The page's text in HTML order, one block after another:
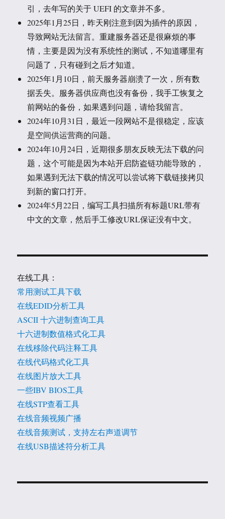
引，去年写的关于 UEFI 的文章并不多。
2025年1月25日，昨天刚注意到因为插件的原因，
导致网站无法留言。重建服务器还是很麻烦的事
情，主要是因为没有系统性的测试，不知道哪里有
问题了，只有碰到之后才知道。
2025年1月10日，前天服务器崩溃了一次，所有数
据丢失。服务器供应商也没有备份，我手工恢复之
前网站的备份，如果遇到问题，请给我留言。
2024年10月31日，最近一段网站不是很稳定，应该
是空间供运营商的问题。
2024年10月24日，近期很多朋友反映无法下载的问
题，这个可能是因为本站开启防盗链功能导致的，
如果遇到无法下载的情况可以尝试将下载链接拷贝
到新的窗口打开。
2024年5月22日，编写工具扫描所有标题URL带有
中文的文章，然后手工修改URL保证没有中文。
在线工具：
常用测试工具下载
在线EDID分析工具
ASCII 十六进制查询工具
十六进制数值格式化工具
在线移除代码注释工具
在线代码格式化工具
在线图片放大工具
一些IBV BIOS工具
在线STP查看工具
在线音频视频广播
在线音频测试，支持左右声道调节
在线USB描述符分析工具